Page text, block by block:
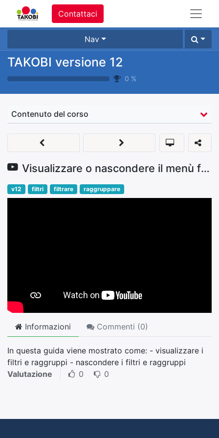
Contattaci
Nav
TAKOBI versione 12
0 %
Contenuto del corso
Visualizzare o nascondere il menù filtri e raggruppamenti
v12 filtri filtrare raggruppare
Informazioni Commenti (0)
In questa guida viene mostrato come: - visualizzare i
filtri e raggruppi - nascondere i filtri e raggruppi
Valutazione
0 0